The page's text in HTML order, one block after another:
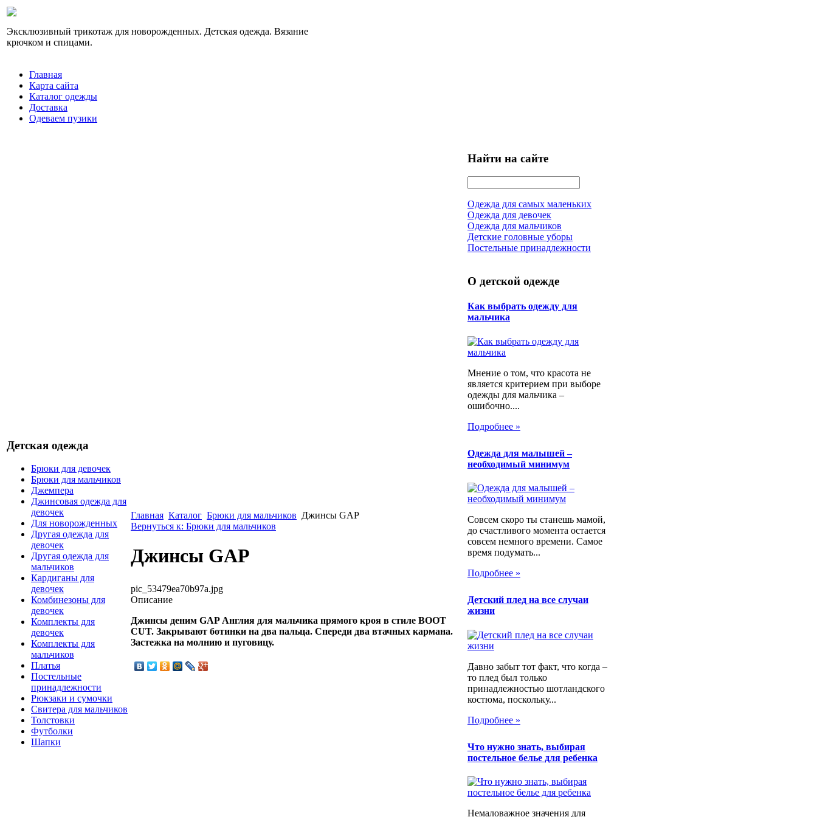
Эксклюзивный трикотаж для новорожденных. Детская одежда. Вязание
крючком и спицами.
Главная
Карта сайта
Каталог одежды
Доставка
Одеваем пузики
Детская одежда
Брюки для девочек
Брюки для мальчиков
Джемпера
Джинсовая одежда для
девочек
Для новорожденных
Другая одежда для
девочек
Другая одежда для
мальчиков
Кардиганы для
девочек
Комбинезоны для
девочек
Комплекты для
девочек
Комплекты для
мальчиков
Платья
Постельные
принадлежности
Рюкзаки и сумочки
Свитера для мальчиков
Толстовки
Футболки
Шапки
Главная Каталог Брюки для мальчиков Джинсы GAP
Вернуться к: Брюки для мальчиков
Джинсы GAP
pic_53479ea70b97a.jpg
Описание
Джинсы деним GAP Англия для мальчика прямого кроя в стиле BOOT
CUT. Закрывают ботинки на два пальца. Спереди два втачных кармана.
Застежка на молнию и пуговицу.
Найти на сайте
Одежда для самых маленьких
Одежда для девочек
Одежда для мальчиков
Детские головные уборы
Постельные принадлежности
О детской одежде
Как выбрать одежду для
мальчика
Мнение о том, что красота не
является критерием при выборе
одежды для мальчика –
ошибочно....
Подробнее »
Одежда для малышей –
необходимый минимум
Совсем скоро ты станешь мамой,
до счастливого момента остается
совсем немного времени. Самое
время подумать...
Подробнее »
Детский плед на все случаи
жизни
Давно забыт тот факт, что когда –
то плед был только
принадлежностью шотландского
костюма, поскольку...
Подробнее »
Что нужно знать, выбирая
постельное белье для ребенка
Немаловажное значения для